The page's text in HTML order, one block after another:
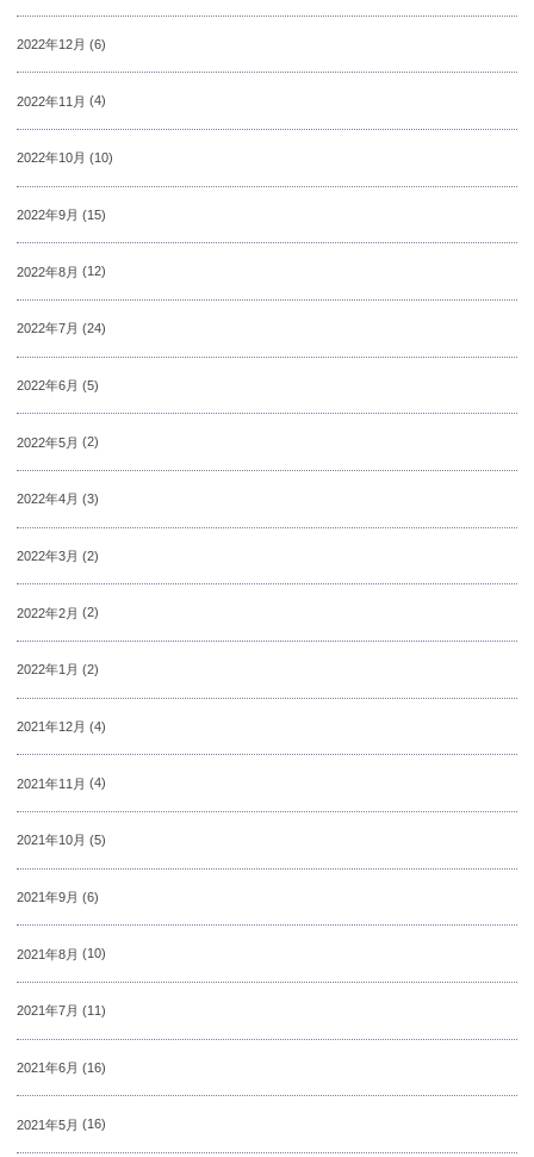
2022年12月 (6)
2022年11月 (4)
2022年10月 (10)
2022年9月 (15)
2022年8月 (12)
2022年7月 (24)
2022年6月 (5)
2022年5月 (2)
2022年4月 (3)
2022年3月 (2)
2022年2月 (2)
2022年1月 (2)
2021年12月 (4)
2021年11月 (4)
2021年10月 (5)
2021年9月 (6)
2021年8月 (10)
2021年7月 (11)
2021年6月 (16)
2021年5月 (16)